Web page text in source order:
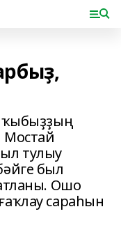
Мостай
тулыу
был
Ошо
сараһын